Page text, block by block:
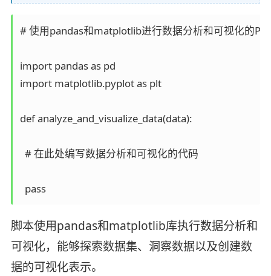
# 使用pandas和matplotlib进行数据分析和可视化的
import pandas as pd
import matplotlib.pyplot as plt
def analyze_and_visualize_data(data):
  # 在此处编写数据分析和可视化的代码
  pass
脚本使用pandas和matplotlib库执行数据分析和
可视化，能够探索数据集、洞察数据以及创建数
据的可视化表示。